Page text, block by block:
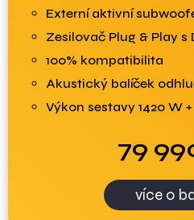
Externí aktivní
Zesilovač Plug & Play s
100% kompatibilita
Akustický balíček
Výkon sestavy 1420 W
79
více o